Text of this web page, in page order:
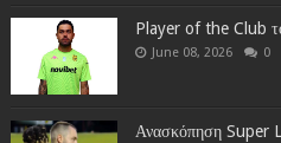
Player of the Club
June 08, 2026 0
Ανασκόπηση Super